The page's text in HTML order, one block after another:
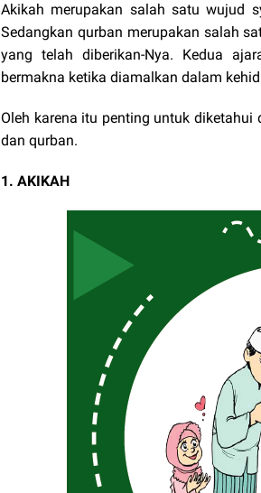
Akikah merupakan salah satu wujud
Sedangkan qurban merupakan salah
yang telah diberikan-Nya. Kedua
bermakna ketika diamalkan dalam
Oleh karena itu penting untuk
dan qurban.
1. AKIKAH